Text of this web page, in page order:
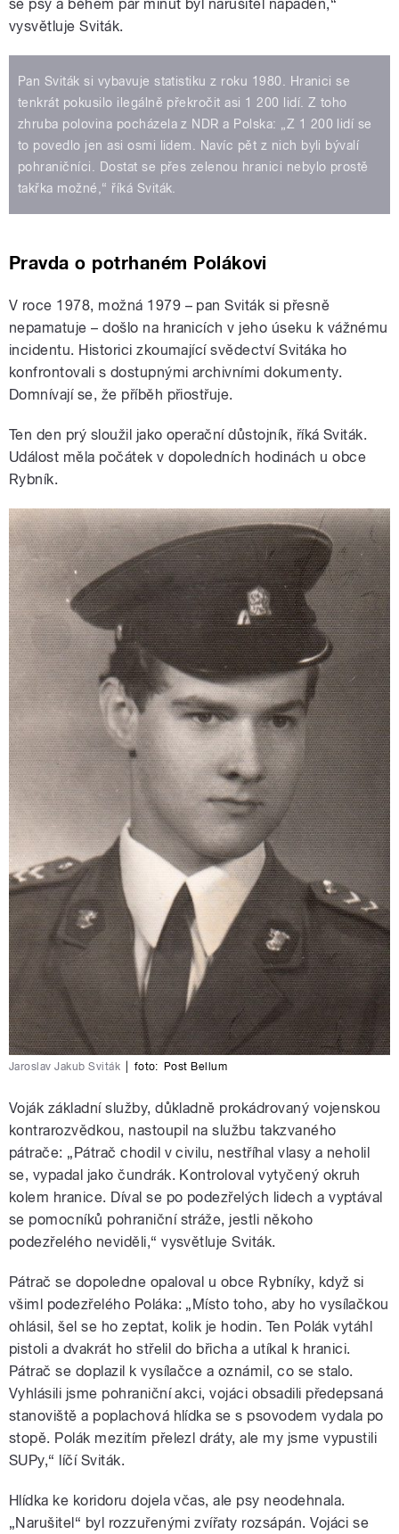
se psy a během pár minut byl narušitel napaden,“
vysvětluje Sviták.
Pan Sviták si vybavuje statistiku z roku 1980. Hranici se
tenkrát pokusilo ilegálně překročit asi 1 200 lidí. Z toho
zhruba polovina pocházela z NDR a Polska: „Z 1 200 lidí se
to povedlo jen asi osmi lidem. Navíc pět z nich byli bývalí
pohraničníci. Dostat se přes zelenou hranici nebylo prostě
takřka možné,“ říká Sviták.
Pravda o potrhaném Polákovi
V roce 1978, možná 1979 – pan Sviták si přesně
nepamatuje – došlo na hranicích v jeho úseku k vážnému
incidentu. Historici zkoumající svědectví Svitáka ho
konfrontovali s dostupnými archivními dokumenty.
Domnívají se, že příběh přiostřuje.
Ten den prý sloužil jako operační důstojník, říká Sviták.
Událost měla počátek v dopoledních hodinách u obce
Rybník.
Jaroslav Jakub Sviták foto: Post Bellum
Voják základní služby, důkladně prokádrovaný vojenskou
kontrarozvědkou, nastoupil na službu takzvaného
pátrače: „Pátrač chodil v civilu, nestříhal vlasy a neholil
se, vypadal jako čundrák. Kontroloval vytyčený okruh
kolem hranice. Díval se po podezřelých lidech a vyptával
se pomocníků pohraniční stráže, jestli někoho
podezřelého neviděli,“ vysvětluje Sviták.
Pátrač se dopoledne opaloval u obce Rybníky, když si
všiml podezřelého Poláka: „Místo toho, aby ho vysílačkou
ohlásil, šel se ho zeptat, kolik je hodin. Ten Polák vytáhl
pistoli a dvakrát ho střelil do břicha a utíkal k hranici.
Pátrač se doplazil k vysílačce a oznámil, co se stalo.
Vyhlásili jsme pohraniční akci, vojáci obsadili předepsaná
stanoviště a poplachová hlídka se s psovodem vydala po
stopě. Polák mezitím přelezl dráty, ale my jsme vypustili
SUPy,“ líčí Sviták.
Hlídka ke koridoru dojela včas, ale psy neodehnala.
„Narušitel“ byl rozzuřenými zvířaty rozsápán. Vojáci se